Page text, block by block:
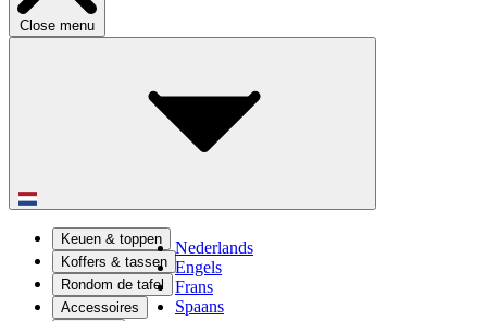
Close menu
Nederlands
Engels
Frans
Spaans
Keuen & toppen
Koffers & tassen
Rondom de tafel
Accessoires